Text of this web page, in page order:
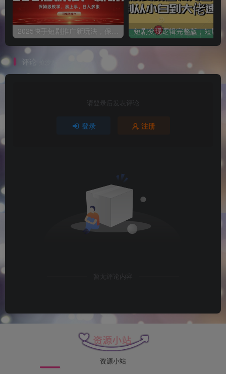
2025快手短剧推广新玩法，保姆级教学，日入多张，可矩阵操作
评论
请登录后发表评论
登录 注册
暂无评论内容
资源小站